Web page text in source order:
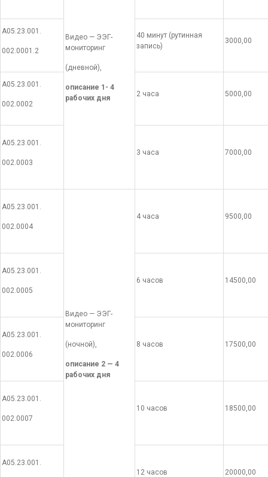
Видео — ЭЭГ-
мониторинг
(дневной),
описание 1- 4
рабочих дня
А05.23.001.
002.0001.2
40 минут (рутинная
запись)
3000,00
А05.23.001.
002.0002
2 часа 5000,00
А05.23.001.
002.0003
3 часа 7000,00
А05.23.001.
002.0004
Видео — ЭЭГ-
мониторинг
(ночной),
описание 2 — 4
рабочих дня
4 часа 9500,00
А05.23.001.
002.0005
6 часов 14500,00
А05.23.001.
002.0006
8 часов 17500,00
А05.23.001.
002.0007
10 часов 18500,00
А05.23.001.
12 часов 20000,00